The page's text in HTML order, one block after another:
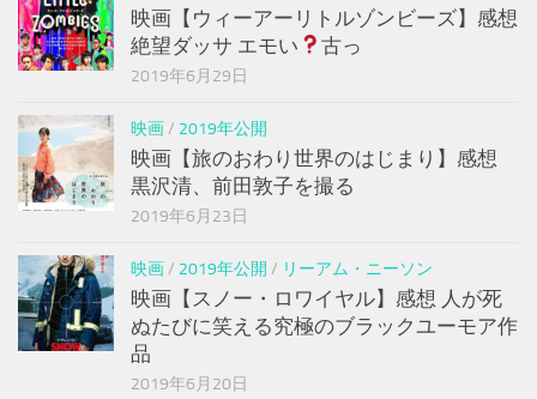
映画【ウィーアーリトルゾンビーズ】感想
絶望ダッサ エモい
古っ
2019年6月29日
映画/ 2019年公開
映画【旅のおわり世界のはじまり】感想
黒沢清、前田敦子を撮る
2019年6月23日
映画/ 2019年公開 / リーアム・ニーソン
映画【スノー・ロワイヤル】感想 人が死
ぬたびに笑える究極のブラックユーモア作
品
2019年6月20日